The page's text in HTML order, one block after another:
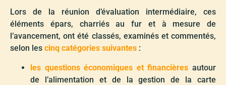
Lors de la réunion d’évaluation intermédiaire, ces
éléments épars, charriés au fur et à mesure de
l’avancement, ont été classés, examinés et commentés,
selon les cinq catégories suivantes :
les questions économiques et financières autour
de l’alimentation et de la gestion de la carte